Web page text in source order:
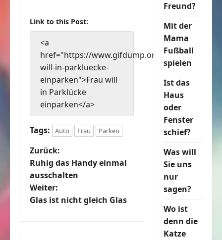
Link to this Post:
<a
href="https://www.gifdump.org/frau-
will-in-parkluecke-
einparken">Frau will
in Parklücke
einparken</a>
Tags: Auto Frau Parken
B
e
i
Zurück:
Ruhig das Handy einmal
ausschalten
Weiter:
Glas ist nicht gleich Glas
Freund?
Mit der
Mama
Fußball
spielen
Ist das
Haus
oder
Fenster
schief?
Was will
Sie uns
nur
sagen?
Wo ist
denn die
Katze